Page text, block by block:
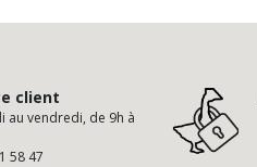
client
au vendredi, de 9h à
58 47